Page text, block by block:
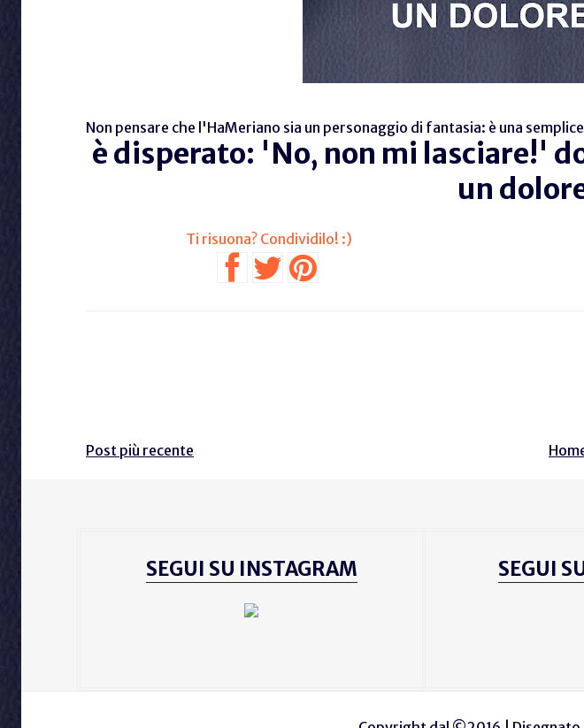
Non pensare che l'HaMeriano sia un personaggio di fantasia: è una
è disperato: 'No, non mi lasciare!'
un
Post più recente
SEGUI SU INSTAGRAM SEGUI